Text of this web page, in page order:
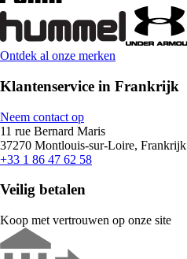
Ontdek al onze merken
Klantenservice in Frankrijk
Neem contact op
11 rue Bernard Maris
37270 Montlouis-sur-Loire, Frankrijk
+33 1 86 47 62 58
Veilig betalen
Koop met vertrouwen op onze site